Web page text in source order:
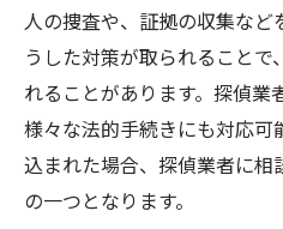
人の捜査や、証拠の収集など
うした対策が取られること
れることがあります。探偵業
様々な法的手続きにも対応可
込まれた場合、探偵業者に
の一つとなります。